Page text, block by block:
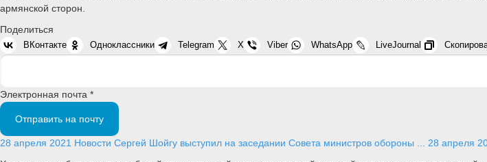
армянской сторон.
Поделиться
ВКонтакте Одноклассники Telegram X Viber WhatsApp LiveJournal
Электронная почта *
Отправить на почту
28 апреля 2021 Новости Сергей Шойгу выступил на заседании Совета министров обороны ... 28 апреля